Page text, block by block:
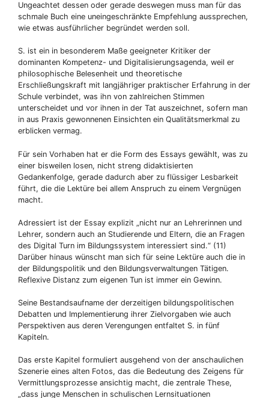
Ungeachtet dessen oder gerade deswegen muss man für das
schmale Buch eine uneingeschränkte Empfehlung aussprechen,
wie etwas ausführlicher begründet werden soll.
S. ist ein in besonderem Maße geeigneter Kritiker der
dominanten Kompetenz- und Digitalisierungsagenda, weil er
philosophische Belesenheit und theoretische
Erschließungskraft mit langjähriger praktischer Erfahrung in der
Schule verbindet, was ihn von zahlreichen Stimmen
unterscheidet und vor ihnen in der Tat auszeichnet, sofern man
in aus Praxis gewonnenen Einsichten ein Qualitätsmerkmal zu
erblicken vermag.
Für sein Vorhaben hat er die Form des Essays gewählt, was zu
einer bisweilen losen, nicht streng didaktisierten
Gedankenfolge, gerade dadurch aber zu flüssiger Lesbarkeit
führt, die die Lektüre bei allem Anspruch zu einem Vergnügen
macht.
Adressiert ist der Essay explizit „nicht nur an Lehrerinnen und
Lehrer, sondern auch an Studierende und Eltern, die an Fragen
des Digital Turn im Bildungssystem interessiert sind.“ (11)
Darüber hinaus wünscht man sich für seine Lektüre auch die in
der Bildungspolitik und den Bildungsverwaltungen Tätigen.
Reflexive Distanz zum eigenen Tun ist immer ein Gewinn.
Seine Bestandsaufname der derzeitigen bildungspolitischen
Debatten und Implementierung ihrer Zielvorgaben wie auch
Perspektiven aus deren Verengungen entfaltet S. in fünf
Kapiteln.
Das erste Kapitel formuliert ausgehend von der anschaulichen
Szenerie eines alten Fotos, das die Bedeutung des Zeigens für
Vermittlungsprozesse ansichtig macht, die zentrale These,
„dass junge Menschen in schulischen Lernsituationen